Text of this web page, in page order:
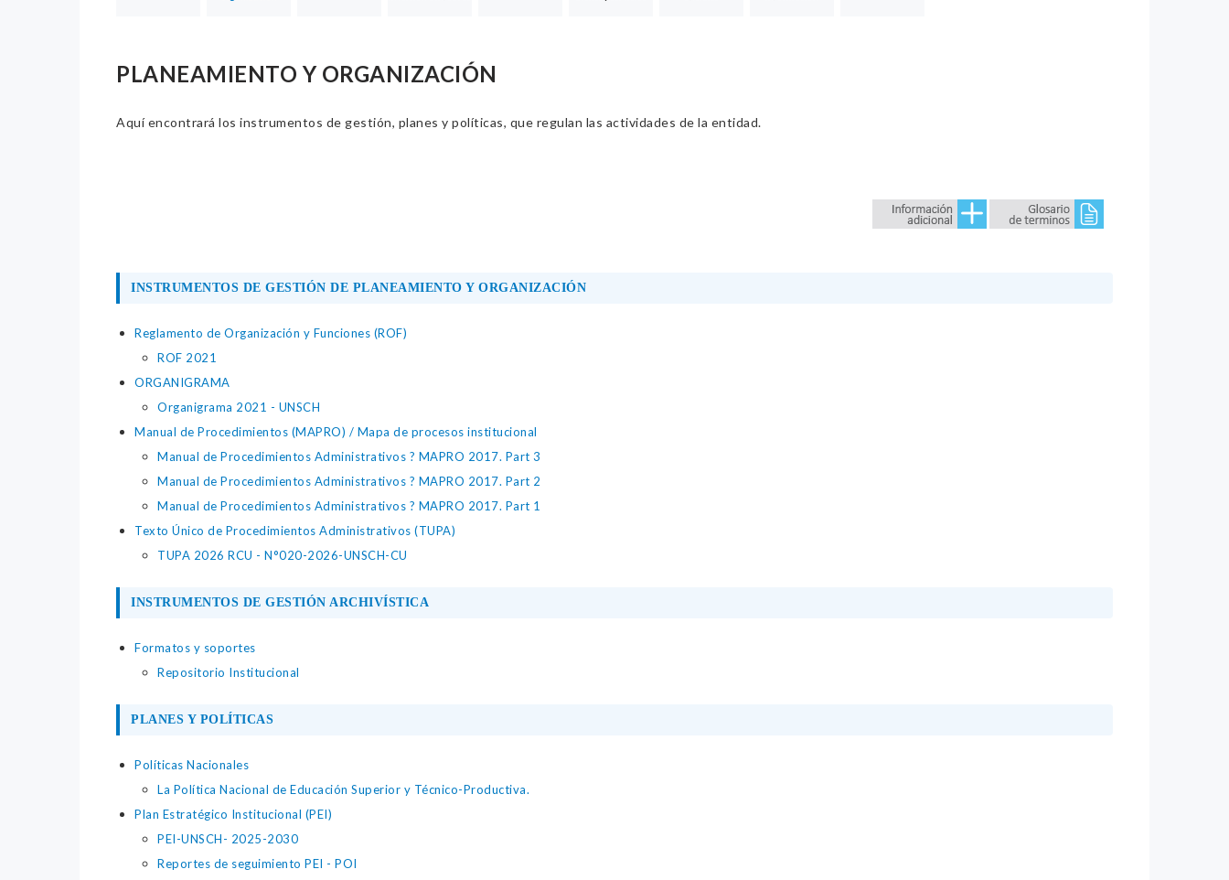
PLANEAMIENTO Y ORGANIZACIÓN
Aquí encontrará los instrumentos de gestión, planes y políticas, que regulan las actividades de la entidad.
INSTRUMENTOS DE GESTIÓN DE PLANEAMIENTO Y ORGANIZACIÓN
Reglamento de Organización y Funciones (ROF)
ROF 2021
ORGANIGRAMA
Organigrama 2021 - UNSCH
Manual de Procedimientos (MAPRO) / Mapa de procesos institucional
Manual de Procedimientos Administrativos ? MAPRO 2017. Part 3
Manual de Procedimientos Administrativos ? MAPRO 2017. Part 2
Manual de Procedimientos Administrativos ? MAPRO 2017. Part 1
Texto Único de Procedimientos Administrativos (TUPA)
TUPA 2026 RCU - N°020-2026-UNSCH-CU
INSTRUMENTOS DE GESTIÓN ARCHIVÍSTICA
Formatos y soportes
Repositorio Institucional
PLANES Y POLÍTICAS
Políticas Nacionales
La Política Nacional de Educación Superior y Técnico-Productiva.
Plan Estratégico Institucional (PEI)
PEI-UNSCH- 2025-2030
Reportes de seguimiento PEI - POI